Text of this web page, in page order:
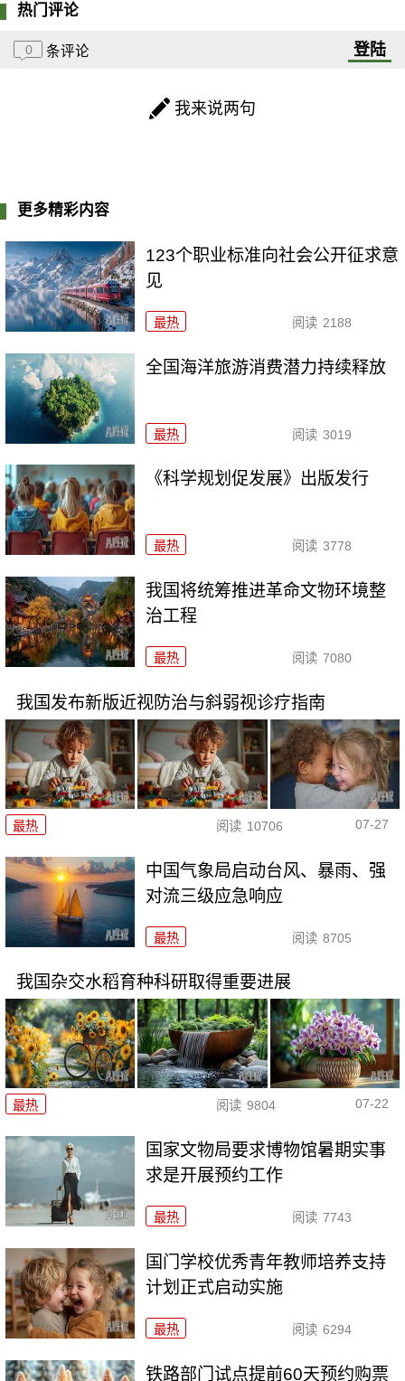
热门评论
0 条评论 登陆
我来说两句
更多精彩内容
123个职业标准向社会公开征求意
见
最热 阅读 2188
全国海洋旅游消费潜力持续释放
最热 阅读 3019
《科学规划促发展》出版发行
最热 阅读 3778
我国将统筹推进革命文物环境整
治工程
最热 阅读 7080
我国发布新版近视防治与斜弱视诊疗指南
最热 阅读 10706 07-27
中国气象局启动台风、暴雨、强
对流三级应急响应
最热 阅读 8705
我国杂交水稻育种科研取得重要进展
最热 阅读 9804 07-22
国家文物局要求博物馆暑期实事
求是开展预约工作
最热 阅读 7743
国门学校优秀青年教师培养支持
计划正式启动实施
最热 阅读 6294
铁路部门试点提前60天预约购票